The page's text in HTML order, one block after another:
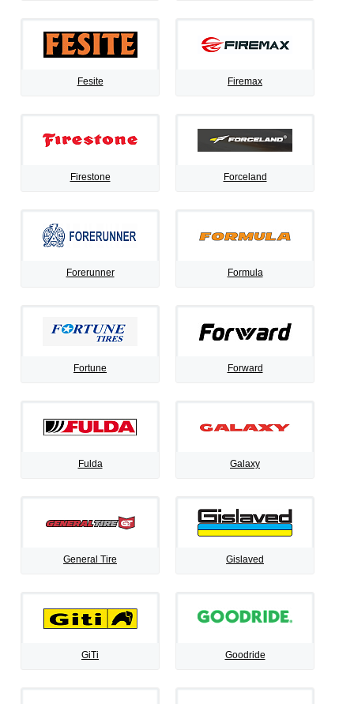
Fesite Firemax
Firestone Forceland
Forerunner Formula
Fortune Forward
Fulda Galaxy
General Tire Gislaved
GiTi Goodride